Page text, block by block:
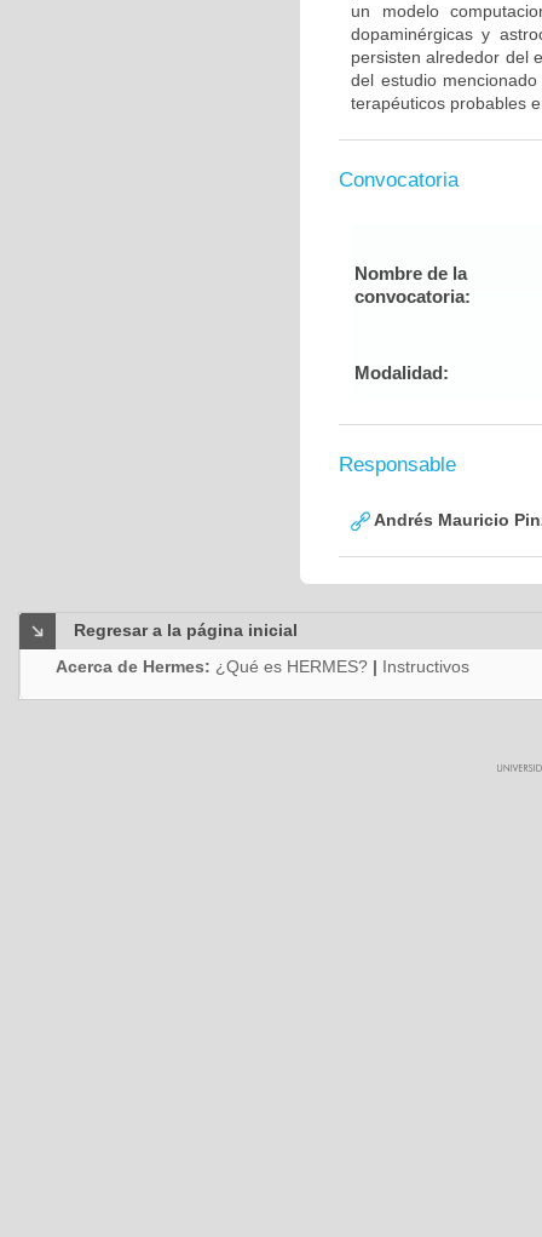
un modelo
dopaminérgicas y
persisten alrededor del
del estudio
terapéuticos probables
Convocatoria
Nombre de la
convocatoria:
Modalidad:
Responsable
Andrés Mauricio
Regresar a la página inicial
Acerca de Hermes: ¿Qué es HERMES? | Instructivos